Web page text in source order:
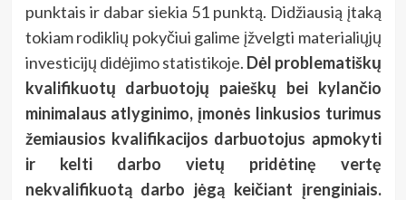
punktais ir dabar siekia 51 punktą. Didžiausią įtaką
tokiam rodiklių pokyčiui galime įžvelgti materialiųjų
investicijų didėjimo statistikoje. Dėl problematiškų
kvalifikuotų darbuotojų paieškų bei kylančio
minimalaus atlyginimo, įmonės linkusios turimus
žemiausios kvalifikacijos darbuotojus apmokyti
ir kelti darbo vietų pridėtinę vertę
nekvalifikuotą darbo jėgą keičiant įrenginiais.